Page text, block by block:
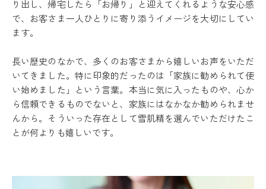
り出し、帰宅したら「お帰り」と迎えてくれるような安心感
で、お客さま一人ひとりに寄り添うイメージを大切にしてい
ます。
長い歴史のなかで、多くのお客さまから嬉しいお声をいただ
いてきました。特に印象的だったのは「家族に勧められて使
い始めました」という言葉。本当に気に入ったものや、心か
ら信頼できるものでないと、家族にはなかなか勧められませ
んから。そういった存在として雪肌精を選んでいただけたこ
とが何よりも嬉しいです。